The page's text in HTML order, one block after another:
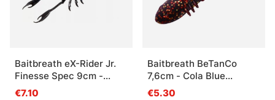
Baitbreath eX-Rider Jr.
Finesse Spec 9cm -
Greenpumpkin/Seed
€7.10
Baitbreath BeTanCo
7,6cm - Cola Blue
Pearl/Gold Apricot
€5.30